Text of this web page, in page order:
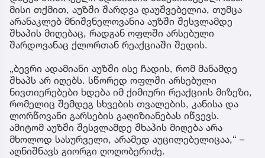
მისი თქმით, აუზში შარდვა დაუშვებელია, თუმცა
არანაკლებ მნიშვნელოვანია აუზში შესვლამდე
შხაპის მიღებაც, რადგან ოფლში არსებული
შარდოვანაც ქლორთან რეაქციაში შედის.
„ბევრი ადამიანი აუზში ისე ჩადის, რომ მანამდე
შხაპს არ იღებს. სწორედ ოფლში არსებული
ნივთიერებები ხდება იმ ქიმიური რეაქციის მიზეზი,
რომელიც შემდეგ სხვების თვალების, კანისა და
ლორწოვანი გარსების გაღიზიანებას იწვევს.
ამიტომ აუზში შესვლამდე შხაპის მიღება არა
მხოლოდ სასურველი, არამედ აუცილებელიცაა,“ –
აღნიშნავს გიორგი ღოღობერიძე.